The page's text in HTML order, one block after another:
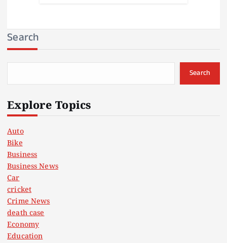
Search
Search
Explore Topics
Auto
Bike
Business
Business News
Car
cricket
Crime News
death case
Economy
Education